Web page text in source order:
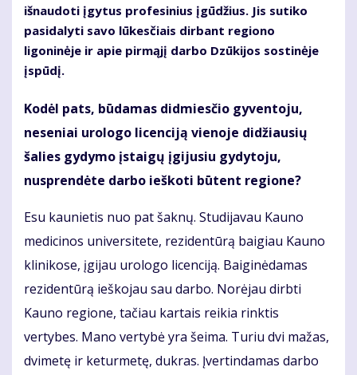
išnaudoti įgytus profesinius įgūdžius. Jis sutiko
pasidalyti savo lūkesčiais dirbant regiono
ligoninėje ir apie pirmąjį darbo Dzūkijos sostinėje
įspūdį.
Kodėl pats, būdamas didmiesčio gyventoju,
neseniai urologo licenciją vienoje didžiausių
šalies gydymo įstaigų įgijusiu gydytoju,
nusprendėte darbo ieškoti būtent regione?
Esu kaunietis nuo pat šaknų. Studijavau Kauno
medicinos universitete, rezidentūrą baigiau Kauno
klinikose, įgijau urologo licenciją. Baiginėdamas
rezidentūrą ieškojau sau darbo. Norėjau dirbti
Kauno regione, tačiau kartais reikia rinktis
vertybes. Mano vertybė yra šeima. Turiu dvi mažas,
dvimetę ir keturmetę, dukras. Įvertindamas darbo